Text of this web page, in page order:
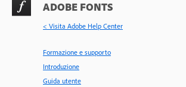
ADOBE FONTS
< Visita Adobe Help Center
Formazione e supporto
Introduzione
Guida utente